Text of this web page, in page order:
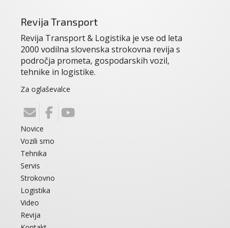
Revija Transport
Revija Transport & Logistika je vse od leta
2000 vodilna slovenska strokovna revija s
področja prometa, gospodarskih vozil,
tehnike in logistike.
Za oglaševalce
Novice
Vozili smo
Tehnika
Servis
Strokovno
Logistika
Video
Revija